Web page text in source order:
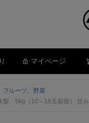
マイページ
フルーツ、野菜
5kg（10～16玉前後） 甘